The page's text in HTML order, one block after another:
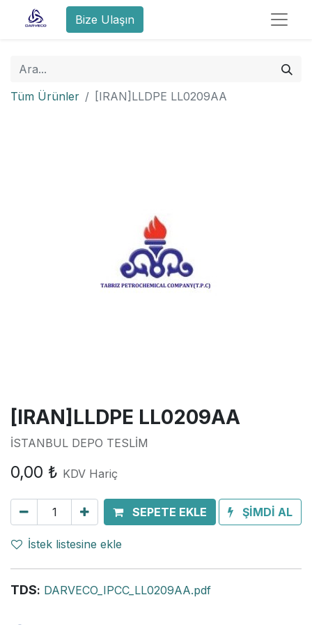
Bize Ulaşın
Tüm Ürünler [IRAN]LLDPE LL0209AA
[IRAN]LLDPE LL0209AA
İSTANBUL DEPO TESLİM
0,00 ₺ KDV Hariç
SEPETE EKLE ŞİMDİ AL
İstek listesine ekle
TDS: DARVECO_IPCC_LL0209AA.pdf